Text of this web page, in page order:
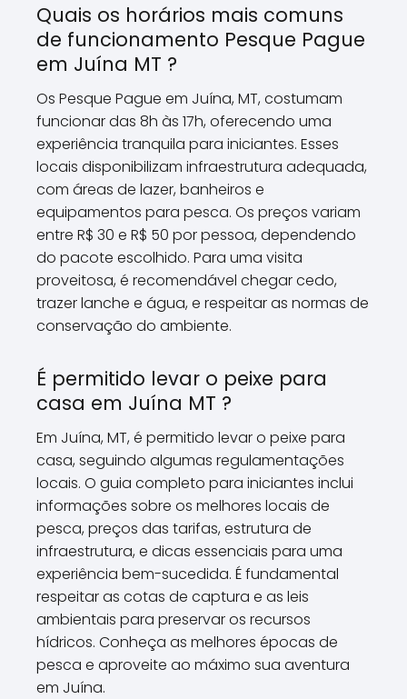
Quais os horários mais comuns
de funcionamento Pesque Pague
em Juína MT ?
Os Pesque Pague em Juína, MT, costumam
funcionar das 8h às 17h, oferecendo uma
experiência tranquila para iniciantes. Esses
locais disponibilizam infraestrutura adequada,
com áreas de lazer, banheiros e
equipamentos para pesca. Os preços variam
entre R$ 30 e R$ 50 por pessoa, dependendo
do pacote escolhido. Para uma visita
proveitosa, é recomendável chegar cedo,
trazer lanche e água, e respeitar as normas de
conservação do ambiente.
É permitido levar o peixe para
casa em Juína MT ?
Em Juína, MT, é permitido levar o peixe para
casa, seguindo algumas regulamentações
locais. O guia completo para iniciantes inclui
informações sobre os melhores locais de
pesca, preços das tarifas, estrutura de
infraestrutura, e dicas essenciais para uma
experiência bem-sucedida. É fundamental
respeitar as cotas de captura e as leis
ambientais para preservar os recursos
hídricos. Conheça as melhores épocas de
pesca e aproveite ao máximo sua aventura
em Juína.